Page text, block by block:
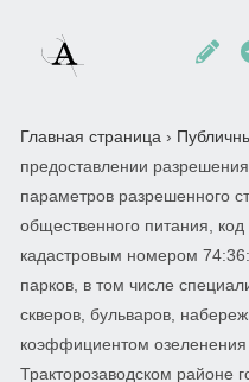
Главная страница ›
предоставлении
параметров разрешенного
общественного питания,
кадастровым номером
парков, в том числе
скверов, бульваров,
коэффициентом
Тракторозаводском районе